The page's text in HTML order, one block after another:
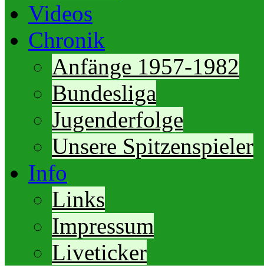
Videos
Chronik
Anfänge 1957-1982
Bundesliga
Jugenderfolge
Unsere Spitzenspieler
Info
Links
Impressum
Liveticker